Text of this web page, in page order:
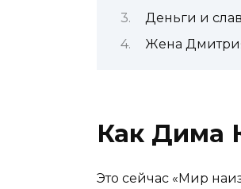
Деньги и
Жена
Как Дима
Это сейчас «Мир